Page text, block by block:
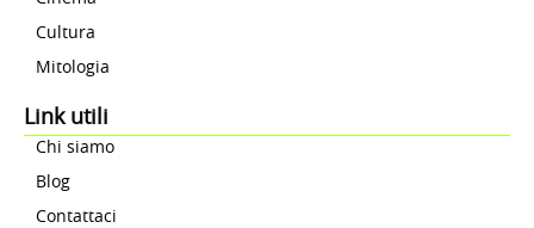
Cultura
Mitologia
Link utili
Chi siamo
Blog
Contattaci